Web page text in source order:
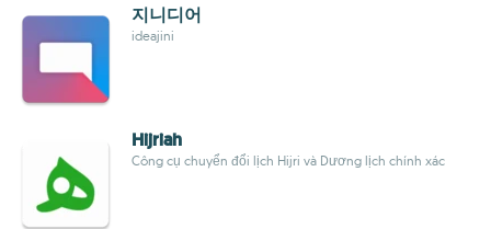
지니디어
ideajini
Hijriah
Công cụ chuyển đổi lịch Hijri và Dương lịch chính xác